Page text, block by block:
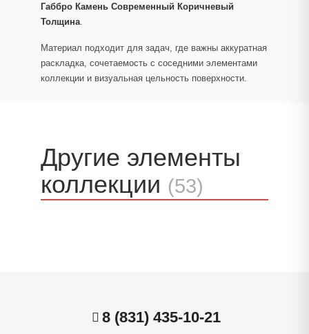
Габбро Камень Современный Коричневый
Толщина.
Материал подходит для задач, где важны аккуратная
раскладка, сочетаемость с соседними элементами
коллекции и визуальная цельность поверхности.
Другие элементы
коллекции (53)
8 (831) 435-10-21